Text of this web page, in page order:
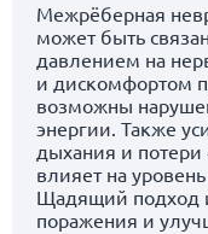
Межрёберная
может быть
давлением на
и дискомфортом
возможны
энергии. Также
дыхания и потери
влияет на
Щадящий подход
поражения и